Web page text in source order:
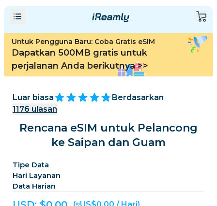
Untuk Pengguna Baru: Coba Gratis eSIM
Dapatkan 500MB gratis untuk
perjalanan Anda berikutnya>>
Luar biasa
Berdasarkan
1176 ulasan
Rencana eSIM untuk Pelancong
ke Saipan dan Guam
Tipe Data
Hari Layanan
Data Harian